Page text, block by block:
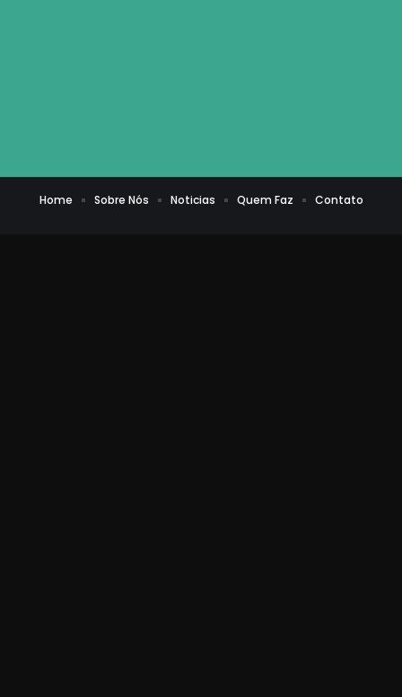
Home Sobre Nós Noticias Quem Faz Contato